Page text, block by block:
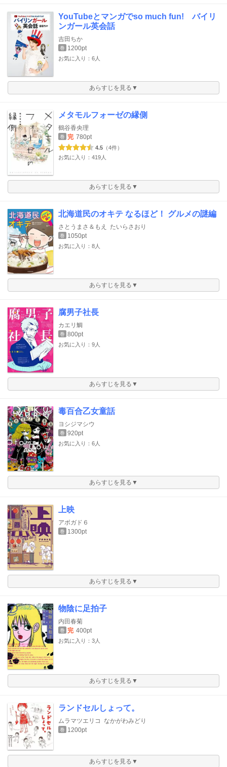
YouTubeとマンガでso much fun! バイリ
ンガール英会話
吉田ちか
巻 1200pt
お気に入り：6人
あらすじを見る▼
メタモルフォーゼの縁側
鶴谷香央理
巻 完 780pt
4.5 （4件）
お気に入り：419人
あらすじを見る▼
北海道民のオキテ なるほど！ グルメの謎編
さとうまさ＆もえ たいらさおり
巻 1050pt
お気に入り：8人
あらすじを見る▼
腐男子社長
カエリ鯛
巻 800pt
お気に入り：9人
あらすじを見る▼
毒百合乙女童話
ヨシジマシウ
巻 920pt
お気に入り：6人
あらすじを見る▼
上映
アボガド６
巻 1300pt
あらすじを見る▼
物陰に足拍子
内田春菊
巻 完 400pt
お気に入り：3人
あらすじを見る▼
ランドセルしょって。
ムラマツエリコ なかがわみどり
巻 1200pt
あらすじを見る▼